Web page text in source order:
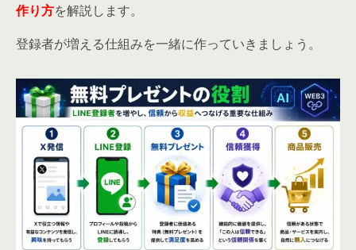
作り方を解説します。
登録者が増える仕組みを一緒に作っていきましょう。